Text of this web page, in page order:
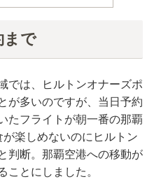
まで
では、ヒルトンオナーズポ
が多いのですが、当日予約
たフライトが朝一番の那覇
楽しめないのにヒルトン
判断。那覇空港への移動が
ことにしました。